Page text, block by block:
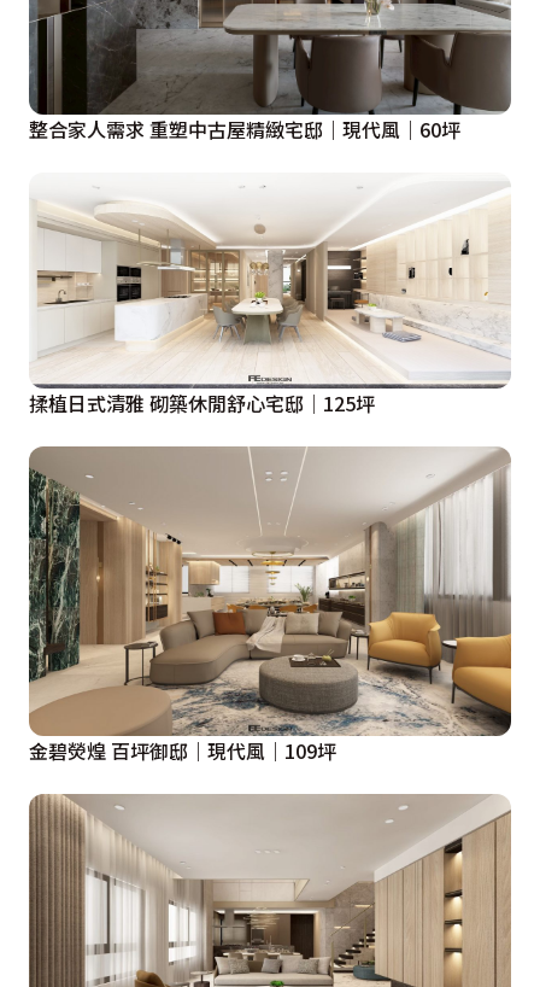
整合家人需求 重塑中古屋精緻宅邸｜現代風｜60坪
揉植日式清雅 砌築休閒舒心宅邸│125坪
金碧熒煌 百坪御邸｜現代風｜109坪